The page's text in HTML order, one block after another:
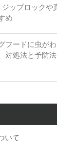
ジップロックや
め
フードに虫が
対処法と予防
いて